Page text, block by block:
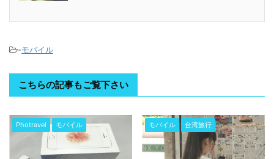
-モバイル
こちらの記事もご覧下さい
Photravel モバイル モバイル 台湾旅行